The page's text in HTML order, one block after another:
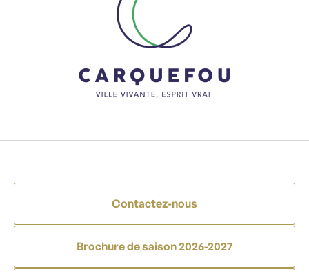
Contactez-nous
Brochure de saison 2026-2027